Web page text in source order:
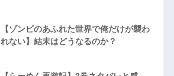
【ゾンビのあふれた世界で俺だけが襲わ
れない】結末はどうなるのか？